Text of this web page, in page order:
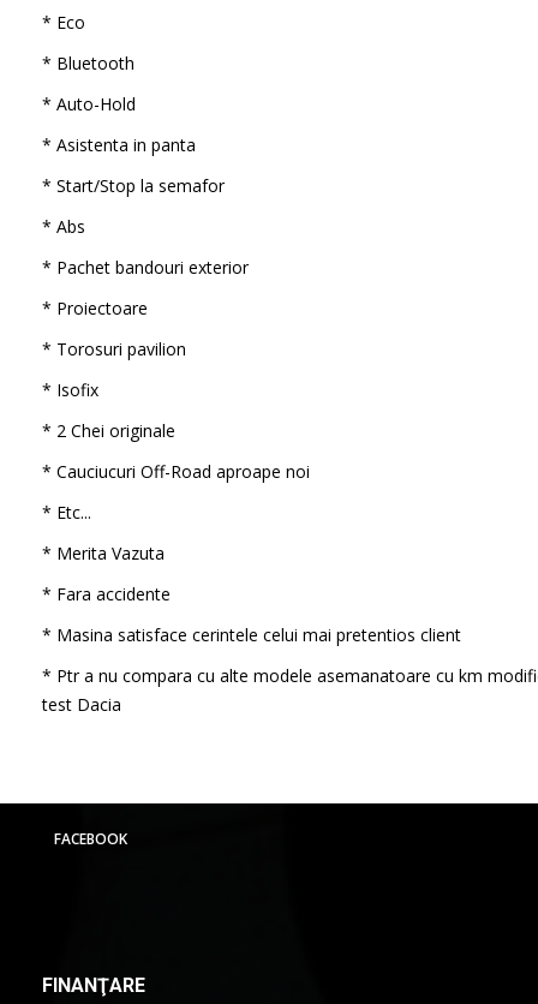
* Eco
* Bluetooth
* Auto-Hold
* Asistenta in panta
* Start/Stop la semafor
* Abs
* Pachet bandouri exterior
* Proiectoare
* Torosuri pavilion
* Isofix
* 2 Chei originale
* Cauciucuri Off-Road aproape noi
* Etc...
* Merita Vazuta
* Fara accidente
* Masina satisface cerintele celui mai pretentios client
* Ptr a nu compara cu alte modele asemanatoare cu km
test Dacia
FACEBOOK
FINANŢARE